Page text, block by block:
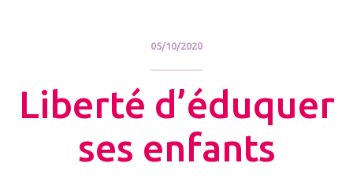
05/10/2020
Liberté d’éduquer
ses enfants